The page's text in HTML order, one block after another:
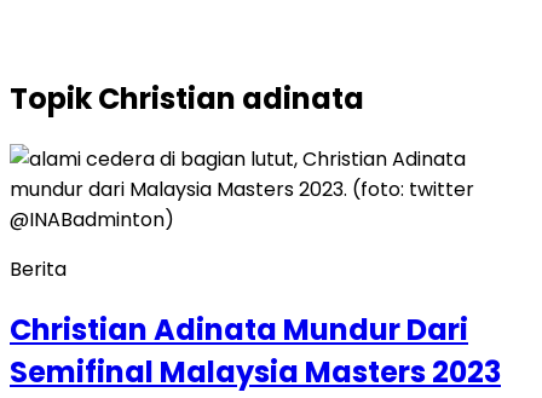
TopikChristian adinata
Berita
Christian Adinata Mundur Dari
Semifinal Malaysia Masters 2023